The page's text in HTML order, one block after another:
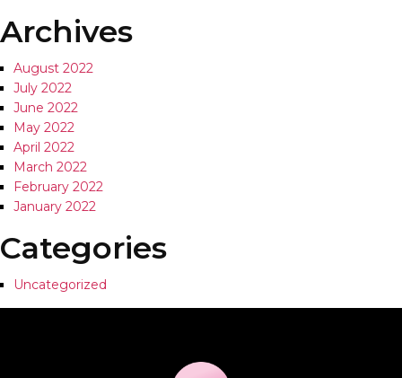
Archives
August 2022
July 2022
June 2022
May 2022
April 2022
March 2022
February 2022
January 2022
Categories
Uncategorized